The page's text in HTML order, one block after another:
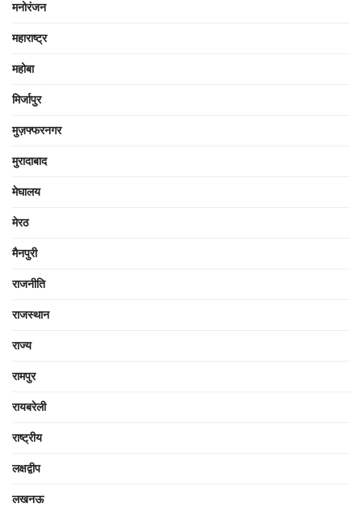
मनोरंजन
महाराष्ट्र
महोबा
मिर्जापुर
मुज़फ्फरनगर
मुरादाबाद
मेघालय
मेरठ
मैनपुरी
राजनीति
राजस्थान
राज्य
रामपुर
रायबरेली
राष्ट्रीय
लक्षद्वीप
लखनऊ